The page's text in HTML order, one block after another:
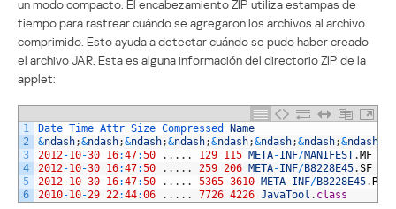
un modo compacto. El encabezamiento ZIP utiliza estampas de
tiempo para rastrear cuándo se agregaron los archivos al archivo
comprimido. Esto ayuda a detectar cuándo se pudo haber creado
el archivo JAR. Esta es alguna información del directorio ZIP de la
applet:
1
2
3
4
5
6
Date Time Attr Size Compressed
Name
&ndash;&ndash;&ndash;&ndash;&ndash;&ndash;&ndash;&ndash
2012-10-30 16:47:50 . . . . . 129 115 META-INF/MANIFEST. MF
2012-10-30 16:47:50 . . . . . 259 206 META-INF/B8228E45.SF
2012-10-30 16:47:50 . . . . . 5365 3610 META-INF/B8228E45. RSA
2010-10-29 22:44:06 . . . . . 7726 4226 JavaTool . class